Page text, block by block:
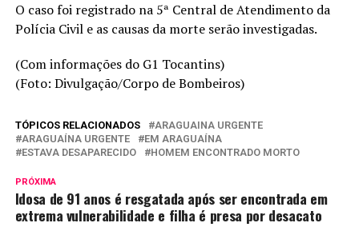
O caso foi registrado na 5ª Central de Atendimento da
Polícia Civil e as causas da morte serão investigadas.
(Com informações do G1 Tocantins)
(Foto: Divulgação/Corpo de Bombeiros)
TÓPICOS RELACIONADOS
ARAGUAINA URGENTE
ARAGUAÍNA URGENTE
EM ARAGUAÍNA
ESTAVA DESAPARECIDO
HOMEM ENCONTRADO MORTO
PRÓXIMA
Idosa de 91 anos é resgatada após ser encontrada em
extrema vulnerabilidade e filha é presa por desacato